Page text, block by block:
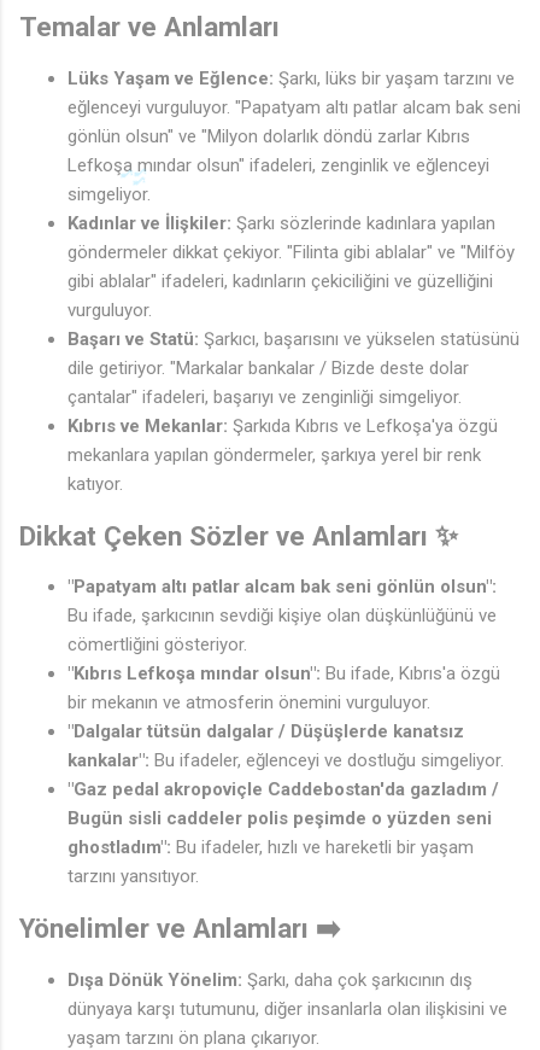
Temalar ve Anlamları
Lüks Yaşam ve Eğlence: Şarkı, lüks bir yaşam tarzını ve
eğlenceyi vurguluyor. "Papatyam altı patlar alcam bak seni
gönlün olsun" ve "Milyon dolarlık döndü zarlar Kıbrıs
Lefkoşa mındar olsun" ifadeleri, zenginlik ve eğlenceyi
simgeliyor.
Kadınlar ve İlişkiler: Şarkı sözlerinde kadınlara yapılan
göndermeler dikkat çekiyor. "Filinta gibi ablalar" ve "Milföy
gibi ablalar" ifadeleri, kadınların çekiciliğini ve güzelliğini
vurguluyor.
Başarı ve Statü: Şarkıcı, başarısını ve yükselen statüsünü
dile getiriyor. "Markalar bankalar / Bizde deste dolar
çantalar" ifadeleri, başarıyı ve zenginliği simgeliyor.
Kıbrıs ve Mekanlar: Şarkıda Kıbrıs ve Lefkoşa'ya özgü
mekanlara yapılan göndermeler, şarkıya yerel bir renk
katıyor.
Dikkat Çeken Sözler ve Anlamları ✨
"Papatyam altı patlar alcam bak seni gönlün olsun":
Bu ifade, şarkıcının sevdiği kişiye olan düşkünlüğünü ve
cömertliğini gösteriyor.
"Kıbrıs Lefkoşa mındar olsun": Bu ifade, Kıbrıs'a özgü
bir mekanın ve atmosferin önemini vurguluyor.
"Dalgalar tütsün dalgalar / Düşüşlerde kanatsız
kankalar": Bu ifadeler, eğlenceyi ve dostluğu simgeliyor.
"Gaz pedal akropoviçle Caddebostan'da gazladım /
Bugün sisli caddeler polis peşimde o yüzden seni
ghostladım": Bu ifadeler, hızlı ve hareketli bir yaşam
tarzını yansıtıyor.
Yönelimler ve Anlamları ➡️
Dışa Dönük Yönelim: Şarkı, daha çok şarkıcının dış
dünyaya karşı tutumunu, diğer insanlarla olan ilişkisini ve
yaşam tarzını ön plana çıkarıyor.
🎶
♪